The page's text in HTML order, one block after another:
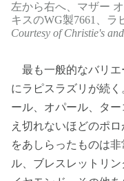
左から右へ、マザー
キスのWG製7661、ラ
Courtesy of Christie's
最も一般的なバリエ
にラピスラズリが続
ール、オパール、タ
え切れないほどのポ
をあしらったものは
ル、ブレスレットリ